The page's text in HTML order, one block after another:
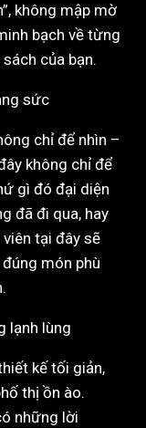
không mập mờ
bạch về từng
của bạn.
sức
chỉ để nhìn –
không chỉ để
gì đó đại diện
đã đi qua, hay
tại đây sẽ
món phù
lạnh lùng
kế tối giản,
thị ồn ào.
những lời